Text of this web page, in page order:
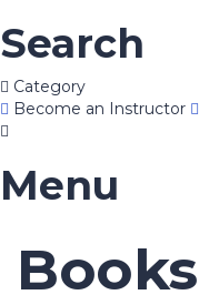
Search
Category
Become an Instructor
Menu
Books